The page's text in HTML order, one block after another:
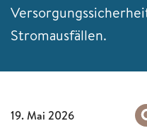
Stromausfällen.
19. Mai 2026